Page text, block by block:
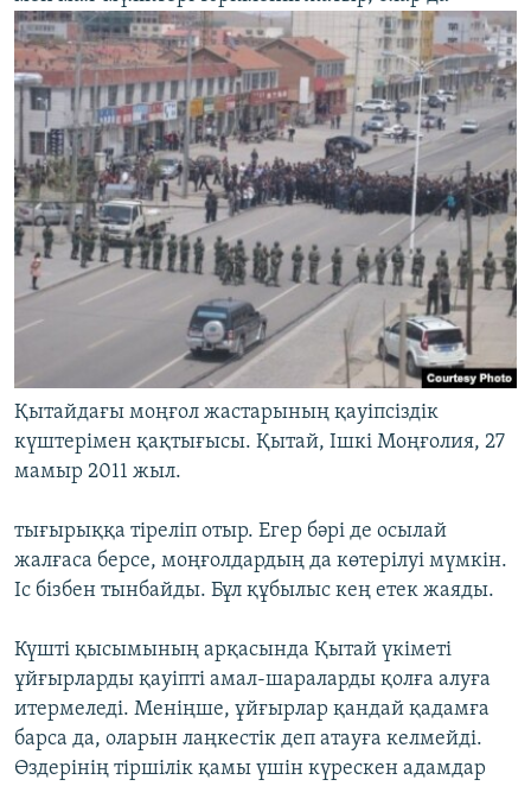
Қытайдағы моңғол жастарының қауіпсіздік
күштерімен қақтығысы. Қытай, Ішкі Моңғолия, 27
мамыр 2011 жыл.
тығырыққа тіреліп отыр. Егер бәрі де осылай
жалғаса берсе, моңғолдардың да көтерілуі мүмкін.
Іс бізбен тынбайды. Бұл құбылыс кең етек жаяды.
Күшті қысымының арқасында Қытай үкіметі
ұйғырларды қауіпті амал-шараларды қолға алуға
итермеледі. Меніңше, ұйғырлар қандай қадамға
барса да, оларын лаңкестік деп атауға келмейді.
Өздерінің тіршілік қамы үшін күрескен адамдар